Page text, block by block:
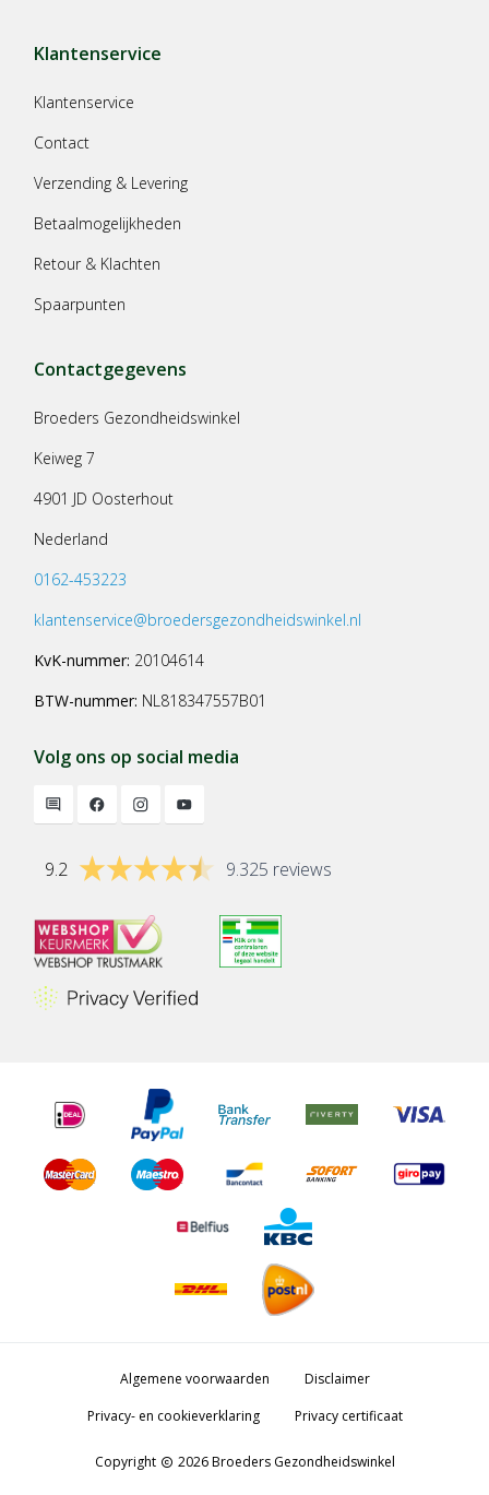
Klantenservice
Klantenservice
Contact
Verzending & Levering
Betaalmogelijkheden
Retour & Klachten
Spaarpunten
Contactgegevens
Broeders Gezondheidswinkel
Keiweg 7
4901 JD Oosterhout
Nederland
0162-453223
klantenservice@broedersgezondheidswinkel.nl
KvK-nummer: 20104614
BTW-nummer: NL818347557B01
Volg ons op social media
9.2 9.325 reviews
Algemene voorwaarden
Disclaimer
Privacy- en cookieverklaring
Privacy certificaat
Copyright copyright 2026 Broeders Gezondheidswinkel